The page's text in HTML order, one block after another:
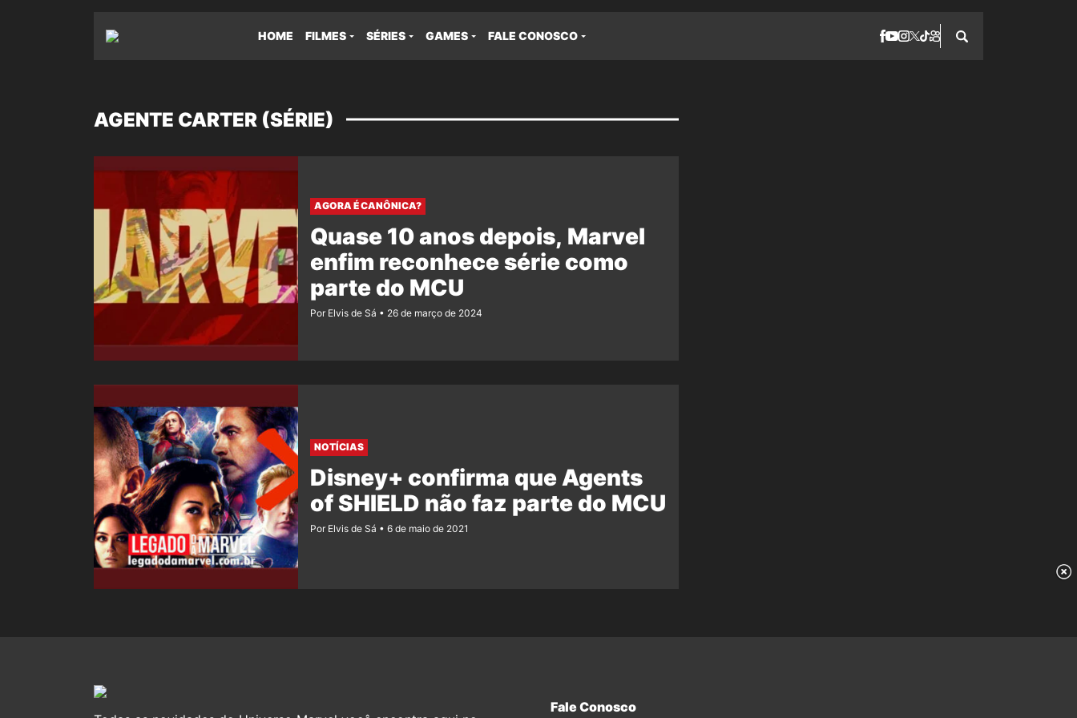
HOME FILMES SÉRIES GAMES FALE CONOSCO
AGENTE CARTER (SÉRIE)
AGORA É CANÔNICA?
Quase 10 anos depois, Marvel
enfim reconhece série como
parte do MCU
Por Elvis de Sá 26 de março de 2024
NOTÍCIAS
Disney+ confirma que Agents
of SHIELD não faz parte do MCU
Por Elvis de Sá 6 de maio de 2021
Fale Conosco